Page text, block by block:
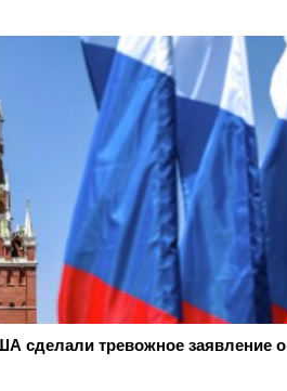
сделали тревожное заявление о